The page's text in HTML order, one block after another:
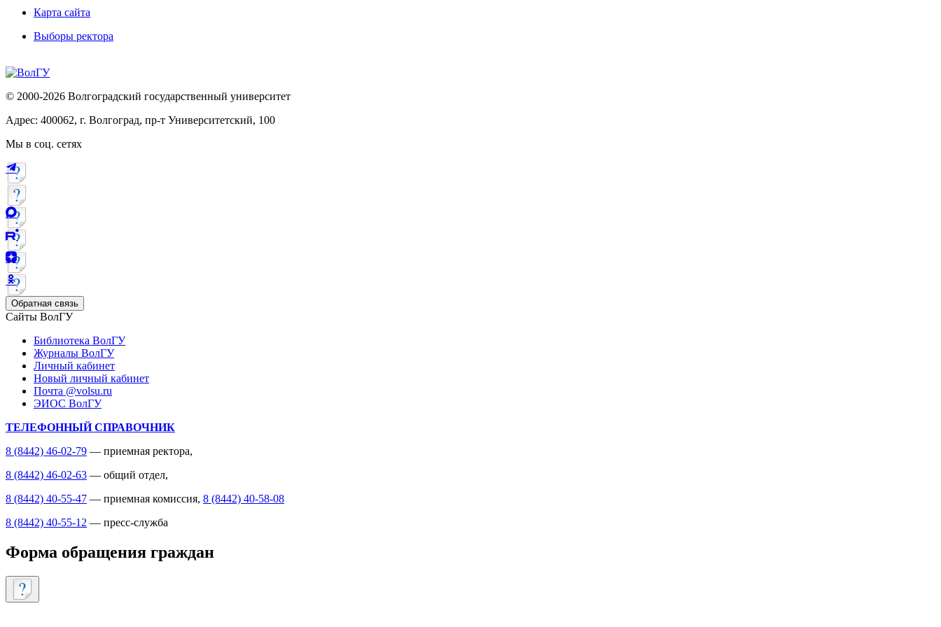
Карта сайта
Выборы ректора
© 2000-2026 Волгоградский государственный университет
Адрес: 400062, г. Волгоград, пр-т Университетский, 100
Мы в соц. сетях
Обратная связь
Сайты ВолГУ
Библиотека ВолГУ
Журналы ВолГУ
Личный кабинет
Новый личный кабинет
Почта @volsu.ru
ЭИОС ВолГУ
ТЕЛЕФОННЫЙ СПРАВОЧНИК
8 (8442) 46-02-79 — приемная ректора,
8 (8442) 46-02-63 — общий отдел,
8 (8442) 40-55-47 — приемная комиссия, 8 (8442) 40-58-08
8 (8442) 40-55-12 — пресс-служба
Форма обращения граждан